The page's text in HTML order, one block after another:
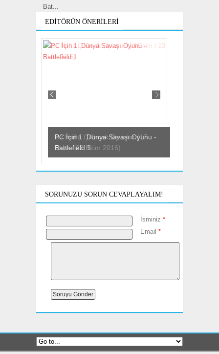
EDITÖRÜN ÖNERILERI
PC İçin 1. Dünya Savaşı Oyunu -
Battlefield 1
Bu Hafta Çıkacak Oyunlar (17
Ekim / 23 Ekim 2016)
SORUNUZU SORUN CEVAPLAYALIM!
İsminiz *
Email *